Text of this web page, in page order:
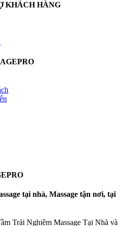
KHÁCH HÀNG
tại nhà, Massage tận nơi, tại
Trải Nghiệm Massage Tại Nhà và